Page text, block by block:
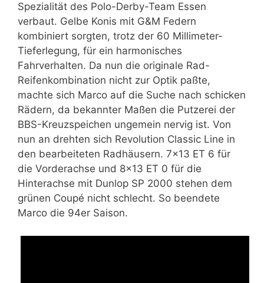
Spezialität des Polo-Derby-Team Essen
verbaut. Gelbe Konis mit G&M Federn
kombiniert sorgten, trotz der 60 Millimeter-
Tieferlegung, für ein harmonisches
Fahrverhalten. Da nun die originale Rad-
Reifenkombination nicht zur Optik paßte,
machte sich Marco auf die Suche nach schicken
Rädern, da bekannter Maßen die Putzerei der
BBS-Kreuzspeichen ungemein nervig ist. Von
nun an drehten sich Revolution Classic Line in
den bearbeiteten Radhäusern. 7×13 ET 6 für
die Vorderachse und 8×13 ET 0 für die
Hinterachse mit Dunlop SP 2000 stehen dem
grünen Coupé nicht schlecht. So beendete
Marco die 94er Saison.